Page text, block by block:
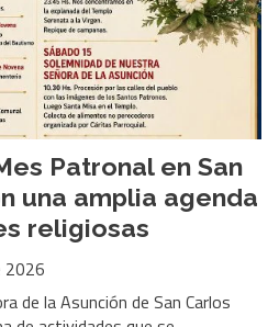
Patronal en San
una amplia agenda
religiosas
2026
de la Asunción de San Carlos